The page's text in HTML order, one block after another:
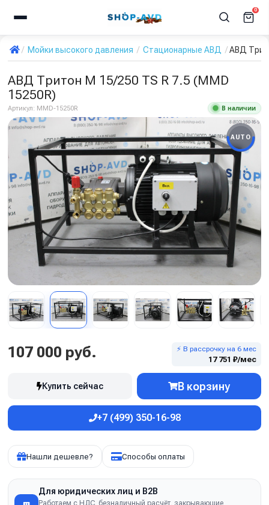
0
Мойки высокого давления Стационарные АВД АВД
АВД Тритон M 15/250 TS R 7.5 (MMD
15250R)
Артикул: MMD-15250R В наличии
AUTO
107 000 руб. ⚡ В рассрочку на 6 мес
17 751 ₽/мес
Купить сейчас В корзину
+7 (499) 350-16-98
Нашли дешевле? Способы оплаты
Для юридических лиц и B2B
Работаем с НДС, безналичный расчёт, закрывающие